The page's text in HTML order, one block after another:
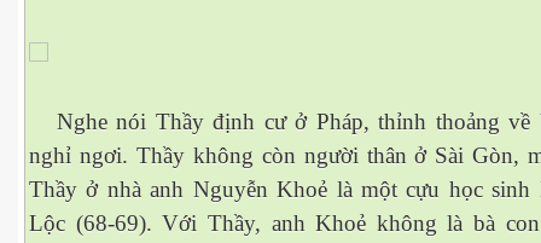
Nghe nói Thầy định cư ở Pháp, thỉnh thoảng về
nghỉ ngơi. Thầy không còn người thân ở Sài Gòn,
Thầy ở nhà anh Nguyễn Khoẻ là một cựu học sinh
Lộc (68-69). Với Thầy, anh Khoẻ không là bà